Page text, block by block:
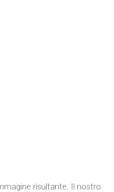
risultante. Il nostro